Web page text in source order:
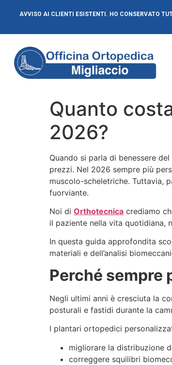
AVVISO AI CLIENTI ESISTENTI. HO CONSERVATO
Quanto
2026?
Quando si parla di benessere
prezzi. Nel 2026 sempre più
muscolo-scheletriche. Tuttavia,
fuorviante.
Noi di Orthotecnica crediamo
il paziente nella vita quotidiana,
In questa guida approfondita
materiali e dell’analisi
Perché sempre
Negli ultimi anni è cresciuta la
posturali e fastidi durante la
I plantari ortopedici
migliorare la distribuzione
correggere squilibri